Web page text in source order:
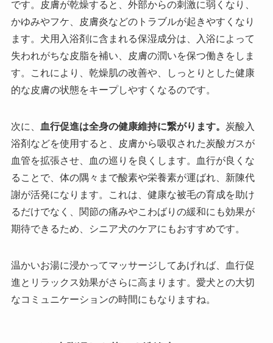
です。皮膚が乾燥すると、外部からの刺激に弱くなり、
かゆみやフケ、皮膚炎などのトラブルが起きやすくなり
ます。犬用入浴剤に含まれる保湿成分は、入浴によって
失われがちな皮脂を補い、皮膚の潤いを保つ働きをしま
す。これにより、乾燥肌の改善や、しっとりとした健康
的な皮膚の状態をキープしやすくなるのです。
次に、 血行促進は全身の健康維持に繋がります。 炭酸入
浴剤などを使用すると、皮膚から吸収された炭酸ガスが
血管を拡張させ、血の巡りを良くします。血行が良くな
ることで、体の隅々まで酸素や栄養素が運ばれ、新陳代
謝が活発になります。これは、健康な被毛の育成を助け
るだけでなく、関節の痛みやこわばりの緩和にも効果が
期待できるため、シニア犬のケアにもおすすめです。
温かいお湯に浸かってマッサージしてあげれば、血行促
進とリラックス効果がさらに高まります。愛犬との大切
なコミュニケーションの時間にもなりますね。